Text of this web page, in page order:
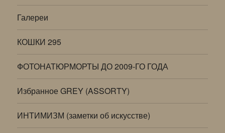
Галереи
КОШКИ 295
ФОТОНАТЮРМОРТЫ ДО 2009-ГО ГОДА
Избранное GREY (ASSORTY)
ИНТИМИЗМ (заметки об искусстве)